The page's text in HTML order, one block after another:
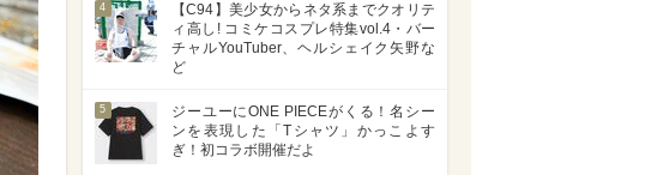
4
【C94】美少女からネタ系までクオリテ
ィ高し! コミケコスプレ特集vol.4・バー
チャルYouTuber、ヘルシェイク矢野な
ど
5
ジーユーにONE PIECEがくる！名シー
ンを表現した「Tシャツ」かっこよす
ぎ！初コラボ開催だよ